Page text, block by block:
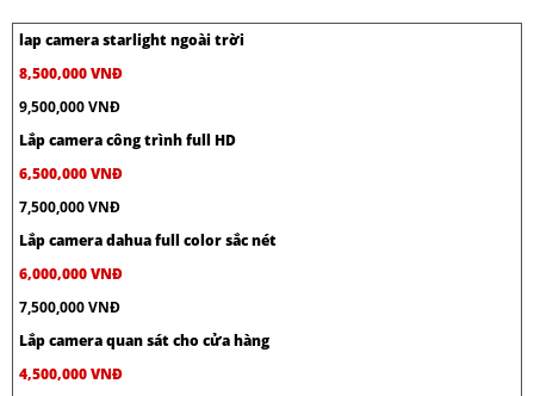
lap camera starlight ngoài trời
8,500,000 VNĐ
9,500,000 VNĐ
Lắp camera công trình full HD
6,500,000 VNĐ
7,500,000 VNĐ
Lắp camera dahua full color sắc nét
6,000,000 VNĐ
7,500,000 VNĐ
Lắp camera quan sát cho cửa hàng
4,500,000 VNĐ